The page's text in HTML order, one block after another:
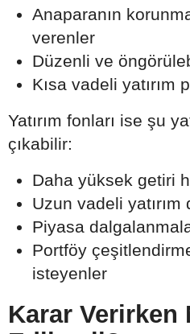
Anaparanın
verenler
Düzenli ve
Kısa vadeli yatırım
Yatırım fonları ise şu
çıkabilir:
Daha yüksek getiri
Uzun vadeli
Piyasa
Portföy
isteyenler
Karar Verirken